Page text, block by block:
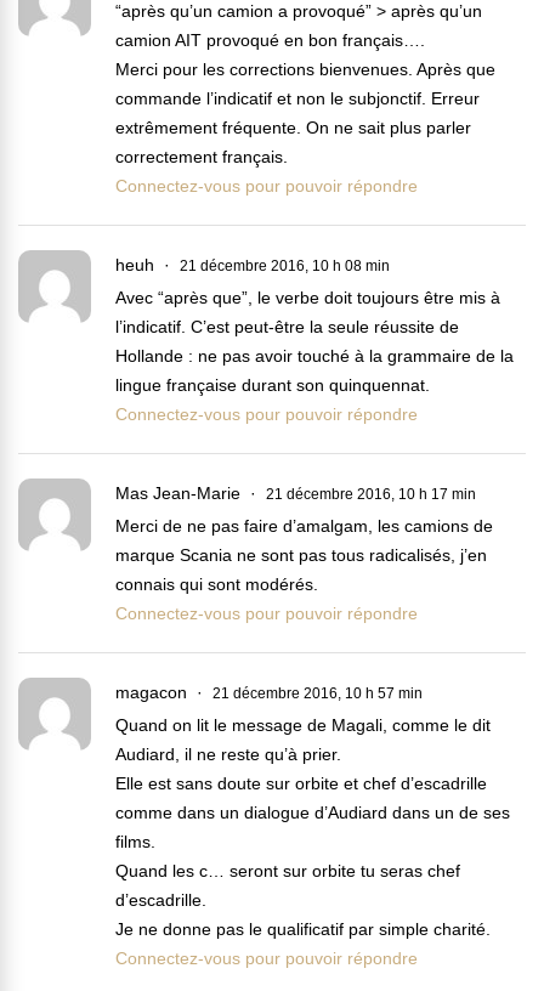
“après qu’un camion a provoqué” > après qu’un
camion AIT provoqué en bon français….
Merci pour les corrections bienvenues. Après que
commande l’indicatif et non le subjonctif. Erreur
extrêmement fréquente. On ne sait plus parler
correctement français.
Connectez-vous pour pouvoir répondre
heuh 21 décembre 2016, 10 h 08 min
Avec “après que”, le verbe doit toujours être mis à
l’indicatif. C’est peut-être la seule réussite de
Hollande : ne pas avoir touché à la grammaire de la
lingue française durant son quinquennat.
Connectez-vous pour pouvoir répondre
Mas Jean-Marie 21 décembre 2016, 10 h 17 min
Merci de ne pas faire d’amalgam, les camions de
marque Scania ne sont pas tous radicalisés, j’en
connais qui sont modérés.
Connectez-vous pour pouvoir répondre
magacon 21 décembre 2016, 10 h 57 min
Quand on lit le message de Magali, comme le dit
Audiard, il ne reste qu’à prier.
Elle est sans doute sur orbite et chef d’escadrille
comme dans un dialogue d’Audiard dans un de ses
films.
Quand les c… seront sur orbite tu seras chef
d’escadrille.
Je ne donne pas le qualificatif par simple charité.
Connectez-vous pour pouvoir répondre